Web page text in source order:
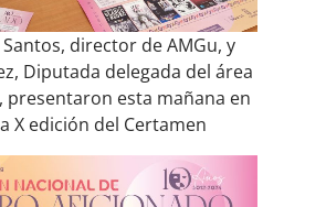
director de AMGu, y
Diputada delegada del área
presentaron esta mañana en
X edición del Certamen